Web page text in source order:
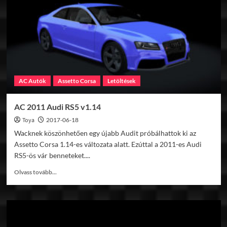
MC
TP
v1.14
AC Autók Assetto Corsa Letöltések
AC 2011 Audi RS5 v1.14
Toya 2017-06-18
Wacknek köszönhetően egy újabb Audit próbálhattok ki az
Assetto Corsa 1.14-es változata alatt. Ezúttal a 2011-es Audi
RS5-ös vár benneteket....
Olvass tovább...
AC